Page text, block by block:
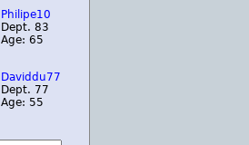
Philipe10
Dept. 83
Age: 65
Daviddu77
Dept. 77
Age: 55